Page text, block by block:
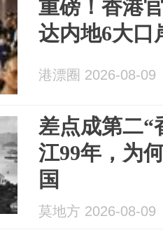
重磅！香港
达内地6大口
港漂圈 2026-08-09
差点成第二“
江99年，为
国
莫地方 2026-08-09